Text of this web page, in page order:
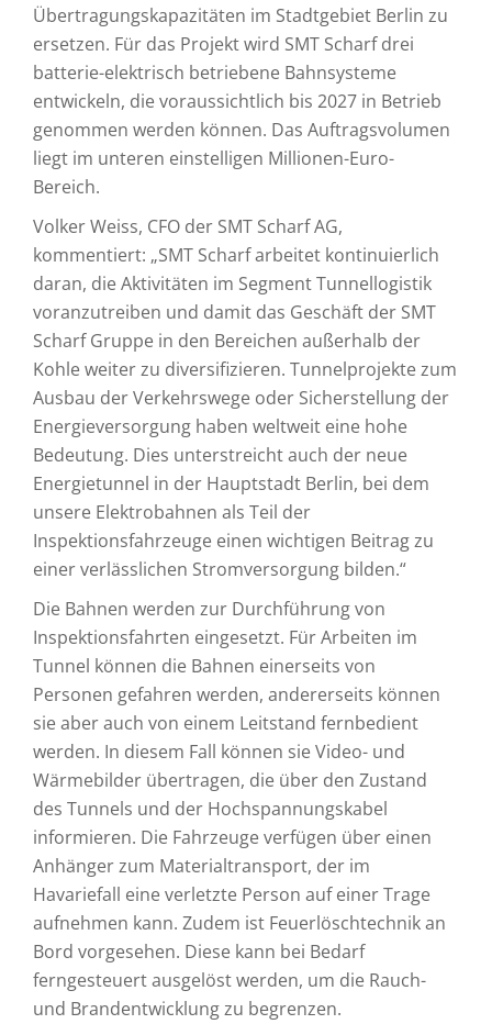
Übertragungskapazitäten im Stadtgebiet Berlin zu
ersetzen. Für das Projekt wird SMT Scharf drei
batterie-elektrisch betriebene Bahnsysteme
entwickeln, die voraussichtlich bis 2027 in Betrieb
genommen werden können. Das Auftragsvolumen
liegt im unteren einstelligen Millionen-Euro-
Bereich.
Volker Weiss, CFO der SMT Scharf AG,
kommentiert: „SMT Scharf arbeitet kontinuierlich
daran, die Aktivitäten im Segment Tunnellogistik
voranzutreiben und damit das Geschäft der SMT
Scharf Gruppe in den Bereichen außerhalb der
Kohle weiter zu diversifizieren. Tunnelprojekte zum
Ausbau der Verkehrswege oder Sicherstellung der
Energieversorgung haben weltweit eine hohe
Bedeutung. Dies unterstreicht auch der neue
Energietunnel in der Hauptstadt Berlin, bei dem
unsere Elektrobahnen als Teil der
Inspektionsfahrzeuge einen wichtigen Beitrag zu
einer verlässlichen Stromversorgung bilden.“
Die Bahnen werden zur Durchführung von
Inspektionsfahrten eingesetzt. Für Arbeiten im
Tunnel können die Bahnen einerseits von
Personen gefahren werden, andererseits können
sie aber auch von einem Leitstand fernbedient
werden. In diesem Fall können sie Video- und
Wärmebilder übertragen, die über den Zustand
des Tunnels und der Hochspannungskabel
informieren. Die Fahrzeuge verfügen über einen
Anhänger zum Materialtransport, der im
Havariefall eine verletzte Person auf einer Trage
aufnehmen kann. Zudem ist Feuerlöschtechnik an
Bord vorgesehen. Diese kann bei Bedarf
ferngesteuert ausgelöst werden, um die Rauch-
und Brandentwicklung zu begrenzen.